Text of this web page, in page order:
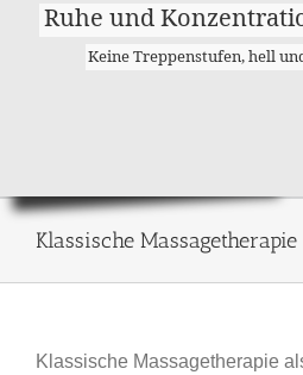
Ruhe und
Keine Treppenstufen, hell
Klassische Massagetherapie
Klassische Massagetherapie